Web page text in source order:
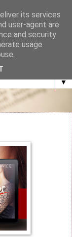
▼
its services
user-agent are
and security
usage